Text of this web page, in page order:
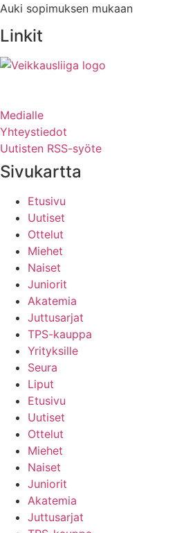
Auki sopimuksen mukaan
Linkit
Medialle
Yhteystiedot
Uutisten RSS-syöte
Sivukartta
Etusivu
Uutiset
Ottelut
Miehet
Naiset
Juniorit
Akatemia
Juttusarjat
TPS-kauppa
Yrityksille
Seura
Liput
Etusivu
Uutiset
Ottelut
Miehet
Naiset
Juniorit
Akatemia
Juttusarjat